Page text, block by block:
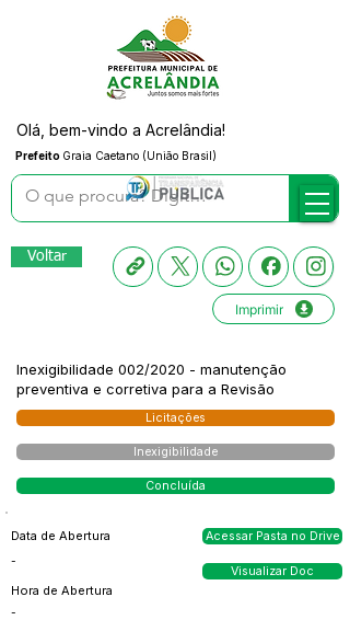
Prefeito Graia Caetano (União Brasil)
Olá, bem-vindo a Acrelândia!
Voltar
Imprimir
Inexigibilidade 002/2020 - manutenção
preventiva e corretiva para a Revisão
Licitações
Inexigibilidade
Concluída
Data de Abertura
-
Hora de Abertura
-
Acessar Pasta no Drive
Visualizar Doc